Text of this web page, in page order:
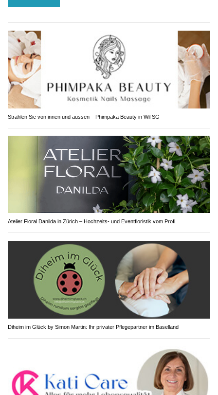
Strahlen Sie von innen und aussen – Phimpaka Beauty in Wil SG
Atelier Floral Danilda in Zürich – Hochzeits- und Eventfloristik vom Profi
Diheim im Glück by Simon Martin: Ihr privater Pflegepartner im Baselland